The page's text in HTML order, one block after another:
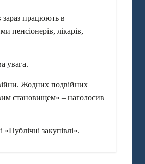
зараз працюють в
пенсіонерів, лікарів,
увага.
Жодних подвійних
становищем» – наголосив
закупівлі».